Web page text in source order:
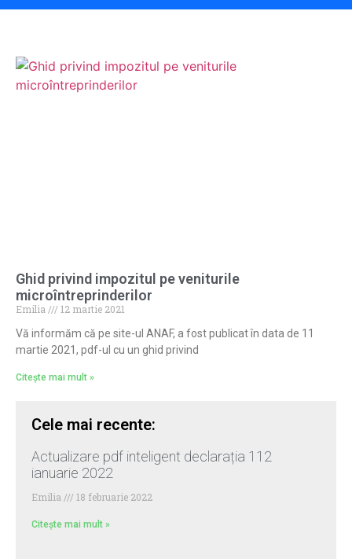
Ghid privind impozitul pe veniturile
microîntreprinderilor
Emilia
12 martie 2021
Vă informăm că pe site-ul ANAF, a fost publicat în data de 11
martie 2021, pdf-ul cu un ghid privind
Citește mai mult »
Cele mai recente:
Actualizare pdf inteligent declarația 112
ianuarie 2022
Emilia 18 februarie 2022
Citește mai mult »